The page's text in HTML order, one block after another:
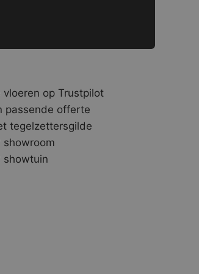
op Trustpilot
passende offerte
tegelzettersgilde
showroom
showtuin